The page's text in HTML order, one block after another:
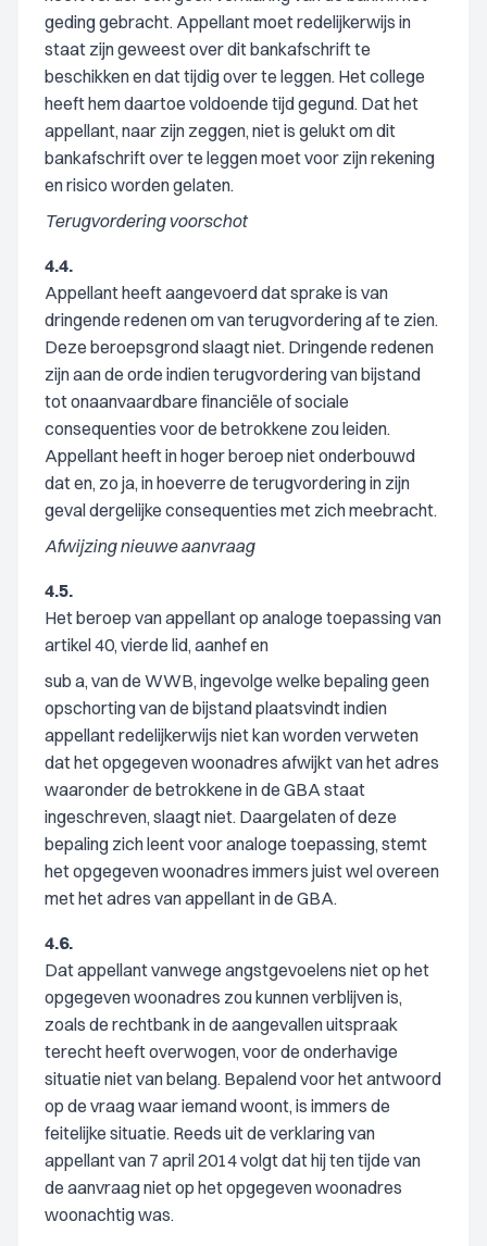
geding gebracht. Appellant moet redelijkerwijs in
staat zijn geweest over dit bankafschrift te
beschikken en dat tijdig over te leggen. Het college
heeft hem daartoe voldoende tijd gegund. Dat het
appellant, naar zijn zeggen, niet is gelukt om dit
bankafschrift over te leggen moet voor zijn rekening
en risico worden gelaten.
Terugvordering voorschot
4.4.
Appellant heeft aangevoerd dat sprake is van
dringende redenen om van terugvordering af te zien.
Deze beroepsgrond slaagt niet. Dringende redenen
zijn aan de orde indien terugvordering van bijstand
tot onaanvaardbare financiële of sociale
consequenties voor de betrokkene zou leiden.
Appellant heeft in hoger beroep niet onderbouwd
dat en, zo ja, in hoeverre de terugvordering in zijn
geval dergelijke consequenties met zich meebracht.
Afwijzing nieuwe aanvraag
4.5.
Het beroep van appellant op analoge toepassing van
artikel 40, vierde lid, aanhef en
sub a, van de WWB, ingevolge welke bepaling geen
opschorting van de bijstand plaatsvindt indien
appellant redelijkerwijs niet kan worden verweten
dat het opgegeven woonadres afwijkt van het adres
waaronder de betrokkene in de GBA staat
ingeschreven, slaagt niet. Daargelaten of deze
bepaling zich leent voor analoge toepassing, stemt
het opgegeven woonadres immers juist wel overeen
met het adres van appellant in de GBA.
4.6.
Dat appellant vanwege angstgevoelens niet op het
opgegeven woonadres zou kunnen verblijven is,
zoals de rechtbank in de aangevallen uitspraak
terecht heeft overwogen, voor de onderhavige
situatie niet van belang. Bepalend voor het antwoord
op de vraag waar iemand woont, is immers de
feitelijke situatie. Reeds uit de verklaring van
appellant van 7 april 2014 volgt dat hij ten tijde van
de aanvraag niet op het opgegeven woonadres
woonachtig was.